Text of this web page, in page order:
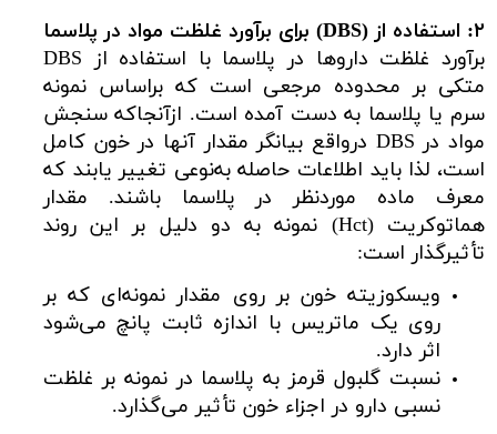
۲: استفاده از (
DBS) برای برآورد غلظت مواد در پلاسما
برآورد غلظت داروها در پلاسما با استفاده از DBS
متکی بر محدوده مرجعی است که براساس نمونه
سرم یا پلاسما به دست آمده است. ازآنجاکه سنجش
مواد در DBS درواقع بیانگر مقدار آنها در خون کامل
است، لذا باید اطلاعات حاصله به‌نوعی تغییر یابند که
معرف ماده موردنظر در پلاسما باشند. مقدار
هماتوکریت (Hct) نمونه به دو دلیل بر این روند
تأثیرگذار است:
ویسکوزیته خون بر روی مقدار نمونه‌ای که بر
روی یک ماتریس با اندازه ثابت پانچ می‌شود
اثر دارد.
نسبت گلبول قرمز به پلاسما در نمونه بر غلظت
نسبی دارو در اجزاء خون تأثیر می‌گذارد.